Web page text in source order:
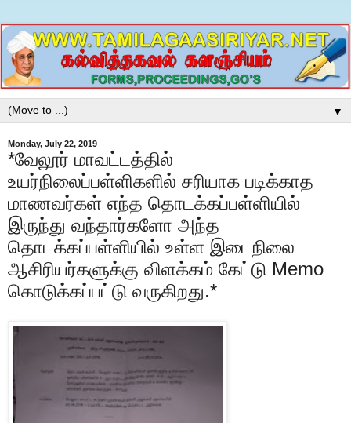
▼
Monday, July 22, 2019
*வேலூர் மாவட்டத்தில்
உயர்நிலைப்பள்ளிகளில் சரியாக படிக்காத
மாணவர்கள் எந்த தொடக்கப்பள்ளியில்
இருந்து வந்தார்களோ அந்த
தொடக்கப்பள்ளியில் உள்ள இடைநிலை
ஆசிரியர்களுக்கு விளக்கம் கேட்டு Memo
கொடுக்கப்பட்டு வருகிறது.*